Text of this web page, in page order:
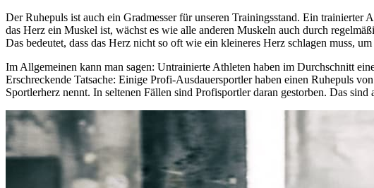
Der Ruhepuls ist auch ein Gradmesser für unseren Trainingsstand. Ein
das Herz ein Muskel ist, wächst es wie alle anderen Muskeln auch durch
Das bedeutet, dass das Herz nicht so oft wie ein kleineres Herz schlagen muss,
Im Allgemeinen kann man sagen: Untrainierte Athleten haben im Durchschnitt
Erschreckende Tatsache: Einige Profi-Ausdauersportler haben einen Ruhepuls
Sportlerherz nennt. In seltenen Fällen sind Profisportler daran gestorben. Das